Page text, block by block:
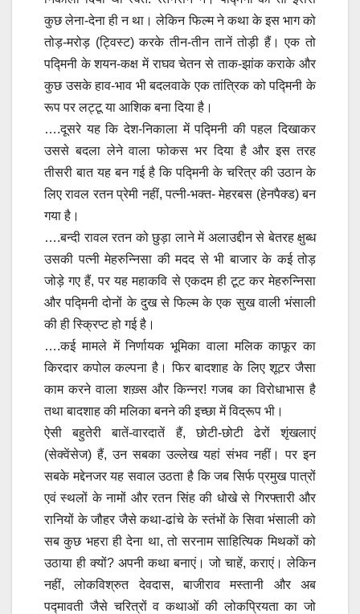
कुछ लेना-देना ही न था। लेकिन फिल्म ने कथा के इस भाग को
तोड़-मरोड़ (ट्विस्ट) करके तीन-तीन तानें तोड़ी हैं। एक तो
पद्मिनी के शयन-कक्ष में राघव चेतन से ताक-झांक कराके और
कुछ उसके हाव-भाव भी बदलवाके एक तांत्रिक को पद्मिनी के
रूप पर लट्टू या आशिक बना दिया है।
….दूसरे यह कि देश-निकाला में पद्मिनी की पहल दिखाकर
उससे बदला लेने वाला फोकस भर दिया है और इस तरह
तीसरी बात यह बन गई है कि पद्मिनी के चरित्र की उठान के
लिए रावल रतन प्रेमी नहीं, पत्नी-भक्त- मेहरबस (हेनपैक्ड) बन
गया है।
….बन्दी रावल रतन को छुड़ा लाने में अलाउद्दीन से बेतरह क्षुब्ध
उसकी पत्नी मेहरुन्निसा की मदद से भी बाजार के कई तोड़
जोड़े गए हैं, पर यह महाकवि से एकदम ही टूट कर मेहरुन्निसा
और पद्मिनी दोनों के दुख से फिल्म के एक सुख वाली भंसाली
की ही स्क्रिप्ट हो गई है।
….कई मामले में निर्णायक भूमिका वाला मलिक काफूर का
किरदार कपोल कल्पना है। फिर बादशाह के लिए शूटर जैसा
काम करने वाला शख़्स और किन्नर! गजब का विरोधाभास है
तथा बादशाह की मलिका बनने की इच्छा में विद्रूप भी।
ऐसी बहुतेरी बातें-वारदातें हैं, छोटी-छोटी ढेरों शृंखलाएं
(सेक्वेंसेज) हैं, उन सबका उल्लेख यहां संभव नहीं। पर इन
सबके मद्देनजर यह सवाल उठता है कि जब सिर्फ प्रमुख पात्रों
एवं स्थलों के नामों और रतन सिंह की धोखे से गिरफ्तारी और
रानियों के जौहर जैसे कथा-ढांचे के स्तंभों के सिवा भंसाली को
सब कुछ भहरा ही देना था, तो सरनाम साहित्यिक मिथकों को
उठाया ही क्यों? अपनी कथा बनाएं। जो चाहें, कराएं। लेकिन
नहीं, लोकविश्रुत देवदास, बाजीराव मस्तानी और अब
पद्मावती जैसे चरित्रों व कथाओं की लोकप्रियता का जो